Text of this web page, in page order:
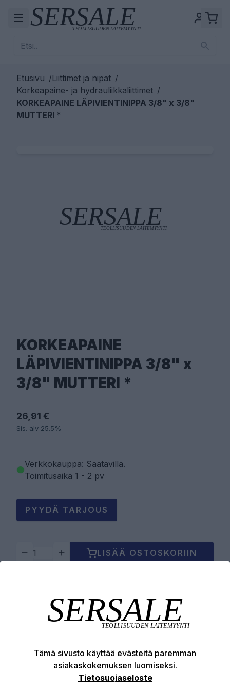
Etusivu /Liittimet ja nipat /
Korkeapaine- ja hydrauliikkaliittimet /
KORKEAPAINE LÄPIVIENTINIPPA 3/8" x 3/8"
MUTTERI *
KORKEAPAINE
LÄPIVIENTINIPPA 3/8" x
3/8" MUTTERI *
26,91 €
Sis. alv 25.5%
Verkkokauppa: Saatavilla.
Toimitusaika 1 - 2 pv
PYYDÄ TARJOUS
LISÄÄ OSTOSKORIIN
Tuotekuvaus
Tämä sivusto käyttää evästeitä paremman
asiakaskokemuksen luomiseksi.
Tietosuojaseloste